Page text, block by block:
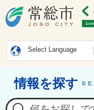
Select Language
情報を探す